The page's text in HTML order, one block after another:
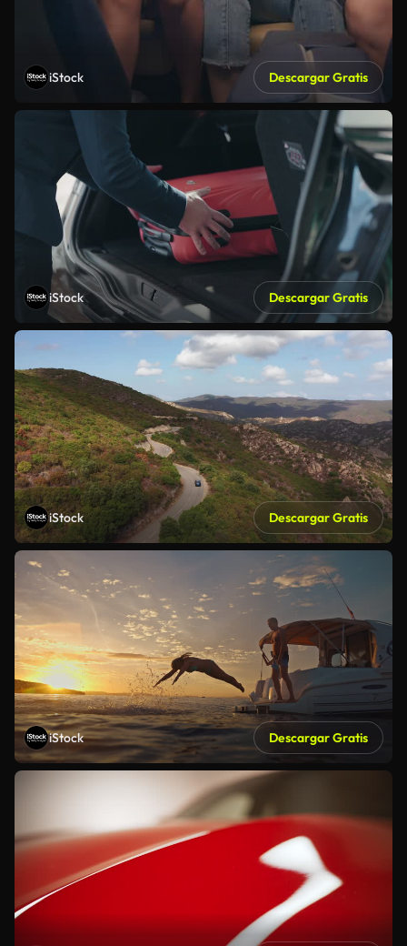
iStock Descargar Gratis
iStock Descargar Gratis
iStock Descargar Gratis
iStock Descargar Gratis